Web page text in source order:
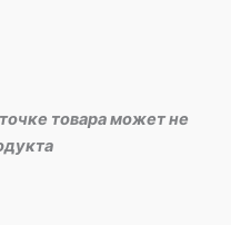
товара может не